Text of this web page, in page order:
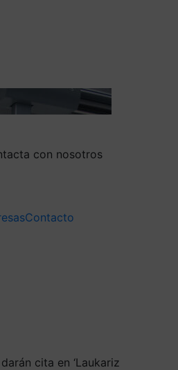
con nosotros
Contacto
cita en ‘Laukariz